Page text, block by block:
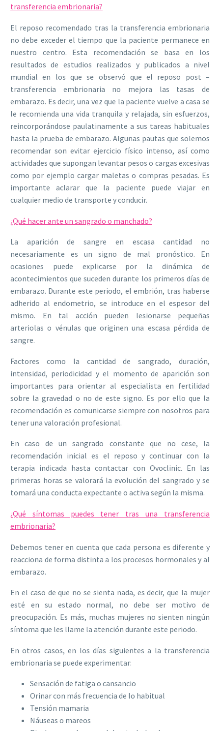
transferencia embrionaria?
El reposo recomendado tras la transferencia embrionaria
no debe exceder el tiempo que la paciente permanece en
nuestro centro. Esta recomendación se basa en los
resultados de estudios realizados y publicados a nivel
mundial en los que se observó que el reposo post –
transferencia embrionaria no mejora las tasas de
embarazo. Es decir, una vez que la paciente vuelve a casa se
le recomienda una vida tranquila y relajada, sin esfuerzos,
reincorporándose paulatinamente a sus tareas habituales
hasta la prueba de embarazo. Algunas pautas que solemos
recomendar son evitar ejercicio físico intenso, así como
actividades que supongan levantar pesos o cargas excesivas
como por ejemplo cargar maletas o compras pesadas. Es
importante aclarar que la paciente puede viajar en
cualquier medio de transporte y conducir.
¿Qué hacer ante un sangrado o manchado?
La aparición de sangre en escasa cantidad no
necesariamente es un signo de mal pronóstico. En
ocasiones puede explicarse por la dinámica de
acontecimientos que suceden durante los primeros días de
embarazo. Durante este periodo, el embrión, tras haberse
adherido al endometrio, se introduce en el espesor del
mismo. En tal acción pueden lesionarse pequeñas
arteriolas o vénulas que originen una escasa pérdida de
sangre.
Factores como la cantidad de sangrado, duración,
intensidad, periodicidad y el momento de aparición son
importantes para orientar al especialista en fertilidad
sobre la gravedad o no de este signo. Es por ello que la
recomendación es comunicarse siempre con nosotros para
tener una valoración profesional.
En caso de un sangrado constante que no cese, la
recomendación inicial es el reposo y continuar con la
terapia indicada hasta contactar con Ovoclinic. En las
primeras horas se valorará la evolución del sangrado y se
tomará una conducta expectante o activa según la misma.
¿Qué síntomas puedes tener tras una transferencia
embrionaria?
Debemos tener en cuenta que cada persona es diferente y
reacciona de forma distinta a los procesos hormonales y al
embarazo.
En el caso de que no se sienta nada, es decir, que la mujer
esté en su estado normal, no debe ser motivo de
preocupación. Es más, muchas mujeres no sienten ningún
síntoma que les llame la atención durante este periodo.
En otros casos, en los días siguientes a la transferencia
embrionaria se puede experimentar:
Sensación de fatiga o cansancio
Orinar con más frecuencia de lo habitual
Tensión mamaria
Náuseas o mareos